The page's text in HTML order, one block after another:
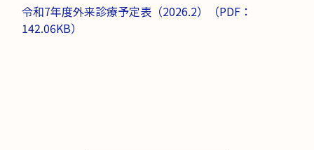
令和7年度外来診療予定表（2026.2）（PDF：
142.06KB）